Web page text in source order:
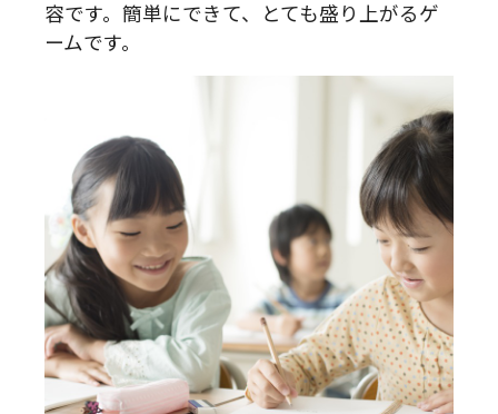
容です。簡単にできて、とても盛り上がるゲ
ームです。